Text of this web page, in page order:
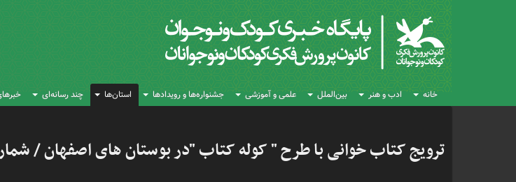
خانه ادب و هنر بین‌الملل علمی و آموزشی جشنواره‌ها و رویدادها استان‌ها چند رسانه‌ای
ترویج کتاب خوانی با طرح " کوله کتاب "در بوستان های اصفهان /